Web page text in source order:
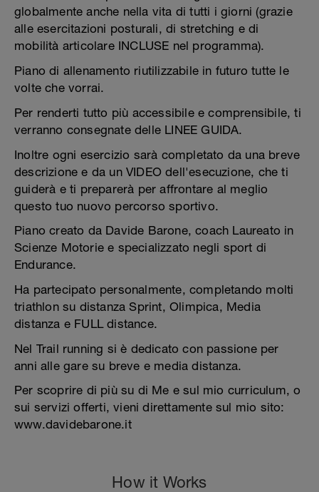
globalmente anche nella vita di tutti i giorni (grazie
alle esercitazioni posturali, di stretching e di
mobilità articolare INCLUSE nel programma).
Piano di allenamento riutilizzabile in futuro tutte le
volte che vorrai.
Per renderti tutto più accessibile e comprensibile, ti
verranno consegnate delle LINEE GUIDA.
Inoltre ogni esercizio sarà completato da una breve
descrizione e da un VIDEO dell'esecuzione, che ti
guiderà e ti preparerà per affrontare al meglio
questo tuo nuovo percorso sportivo.
Piano creato da Davide Barone, coach Laureato in
Scienze Motorie e specializzato negli sport di
Endurance.
Ha partecipato personalmente, completando molti
triathlon su distanza Sprint, Olimpica, Media
distanza e FULL distance.
Nel Trail running si è dedicato con passione per
anni alle gare su breve e media distanza.
Per scoprire di più su di Me e sul mio curriculum, o
sui servizi offerti, vieni direttamente sul mio sito:
www.davidebarone.it
How it Works